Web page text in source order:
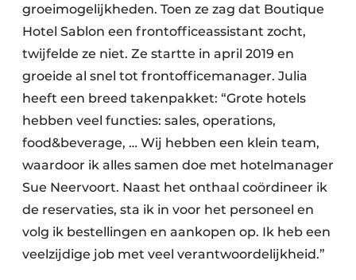
groeimogelijkheden. Toen ze zag dat Boutique
Hotel Sablon een frontofficeassistant zocht,
twijfelde ze niet. Ze startte in april 2019 en
groeide al snel tot frontofficemanager. Julia
heeft een breed takenpakket: “Grote hotels
hebben veel functies: sales, operations,
food&beverage, … Wij hebben een klein team,
waardoor ik alles samen doe met hotelmanager
Sue Neervoort. Naast het onthaal coördineer ik
de reservaties, sta ik in voor het personeel en
volg ik bestellingen en aankopen op. Ik heb een
veelzijdige job met veel verantwoordelijkheid.”